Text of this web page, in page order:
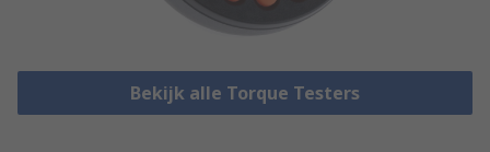
Bekijk alle Torque Testers